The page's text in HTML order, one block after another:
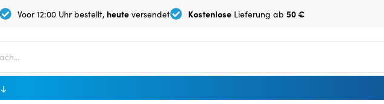
Voor 12:00 Uhr bestellt, heute versendet Kostenlose Lieferung ab 50 €